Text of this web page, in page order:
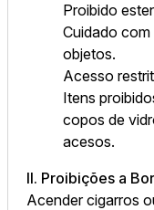
Proibido
Cuidado
objetos.
Acesso
Itens
copos de
acesos.
II. Proibições a
Acender cigarros